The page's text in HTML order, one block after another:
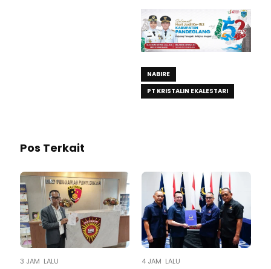
NABIRE
PT KRISTALIN EKALESTARI
Pos Terkait
3 JAM LALU 4 JAM LALU